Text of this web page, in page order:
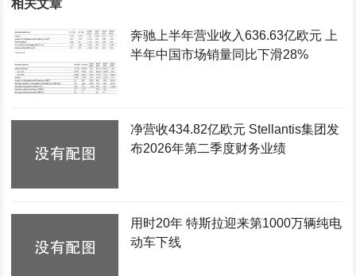
相关文章
奔驰上半年营业收入636.63亿欧元 上
半年中国市场销量同比下滑28%
净营收434.82亿欧元 Stellantis集团发
布2026年第二季度财务业绩
用时20年 特斯拉迎来第1000万辆纯电
动车下线